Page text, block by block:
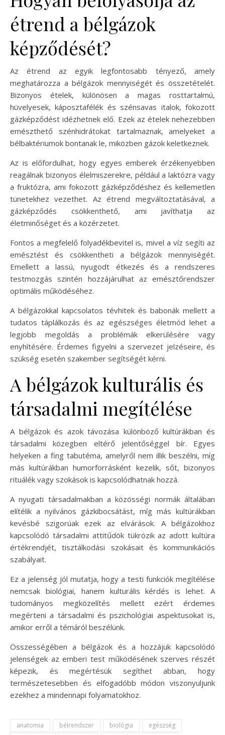
étrend a bélgázok
képződését?
Az étrend az egyik legfontosabb tényező, amely
meghatározza a bélgázok mennyiségét és összetételét.
Bizonyos ételek, különösen a magas rosttartalmú,
hüvelyesek, káposztafélék és szénsavas italok, fokozott
gázképződést idézhetnek elő. Ezek az ételek nehezebben
emészthető szénhidrátokat tartalmaznak, amelyeket a
bélbaktériumok bontanak le, miközben gázok keletkeznek.
Az is előfordulhat, hogy egyes emberek érzékenyebben
reagálnak bizonyos élelmiszerekre, például a laktózra vagy
a fruktózra, ami fokozott gázképződéshez és kellemetlen
tünetekhez vezethet. Az étrend megváltoztatásával, a
gázképződés csökkenthető, ami javíthatja az
életminőséget és a közérzetet.
Fontos a megfelelő folyadékbevitel is, mivel a víz segíti az
emésztést és csökkentheti a bélgázok mennyiségét.
Emellett a lassú, nyugodt étkezés és a rendszeres
testmozgás szintén hozzájárulhat az emésztőrendszer
optimális működéséhez.
A bélgázokkal kapcsolatos tévhitek és babonák mellett a
tudatos táplálkozás és az egészséges életmód lehet a
legjobb megoldás a problémák elkerülésére vagy
enyhítésére. Érdemes figyelni a szervezet jelzéseire, és
szükség esetén szakember segítségét kérni.
A bélgázok kulturális és
társadalmi megítélése
A bélgázok és azok távozása különböző kultúrákban és
társadalmi közegben eltérő jelentőséggel bír. Egyes
helyeken a fing tabutéma, amelyről nem illik beszélni, míg
más kultúrákban humorforrásként kezelik, sőt, bizonyos
rituálék vagy szokások is kapcsolódhatnak hozzá.
A nyugati társadalmakban a közösségi normák általában
elítélik a nyilvános gázkibocsátást, míg más kultúrákban
kevésbé szigorúak ezek az elvárások. A bélgázokhoz
kapcsolódó társadalmi attitűdök tükrözik az adott kultúra
értékrendjét, tisztálkodási szokásait és kommunikációs
szabályait.
Ez a jelenség jól mutatja, hogy a testi funkciók megítélése
nemcsak biológiai, hanem kulturális kérdés is lehet. A
tudományos megközelítés mellett ezért érdemes
megérteni a társadalmi és pszichológiai aspektusokat is,
amikor erről a témáról beszélünk.
Összességében a bélgázok és a hozzájuk kapcsolódó
jelenségek az emberi test működésének szerves részét
képezik, és megértésük segíthet abban, hogy
természetesebben és elfogadóbb módon viszonyuljunk
ezekhez a mindennapi folyamatokhoz.
anatomia bélrendszer biológia
egészség